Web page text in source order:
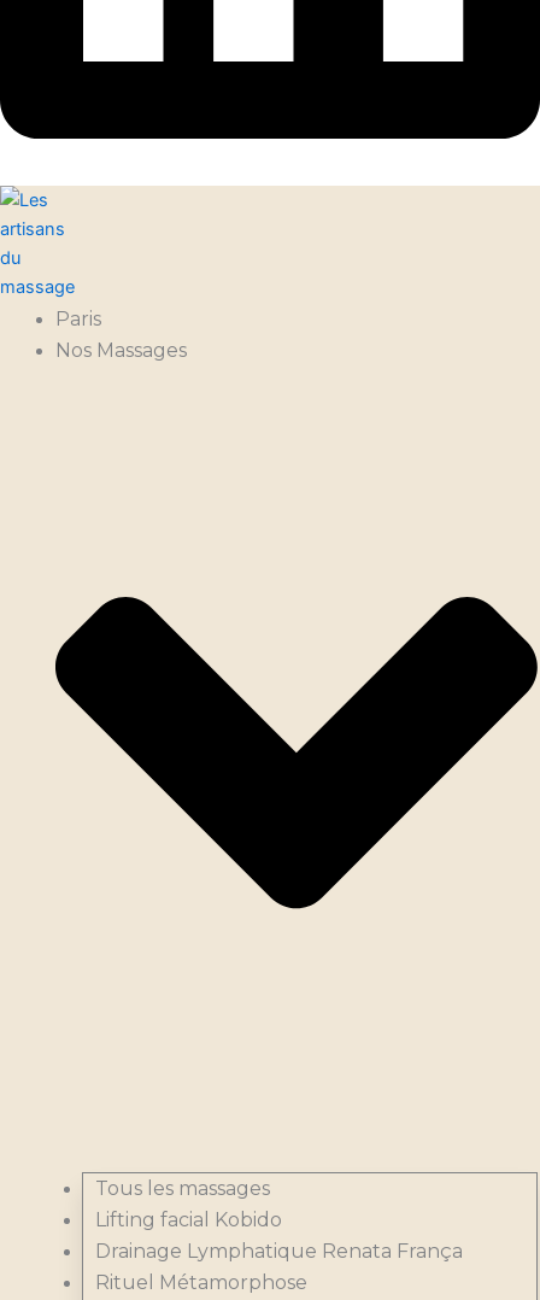
Paris
Nos Massages
Tous les massages
Lifting facial Kobido
Drainage Lymphatique Renata França
Rituel Métamorphose